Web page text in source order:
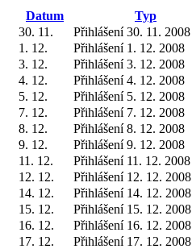
Datum Typ
30. 11.
Přihlášení 30. 11. 2008
1. 12.
Přihlášení 1. 12. 2008
3. 12.
Přihlášení 3. 12. 2008
4. 12.
Přihlášení 4. 12. 2008
5. 12.
Přihlášení 5. 12. 2008
7. 12.
Přihlášení 7. 12. 2008
8. 12.
Přihlášení 8. 12. 2008
9. 12.
Přihlášení 9. 12. 2008
11. 12.
Přihlášení 11. 12. 2008
12. 12.
Přihlášení 12. 12. 2008
14. 12.
Přihlášení 14. 12. 2008
15. 12.
Přihlášení 15. 12. 2008
16. 12.
Přihlášení 16. 12. 2008
17. 12.
Přihlášení 17. 12. 2008